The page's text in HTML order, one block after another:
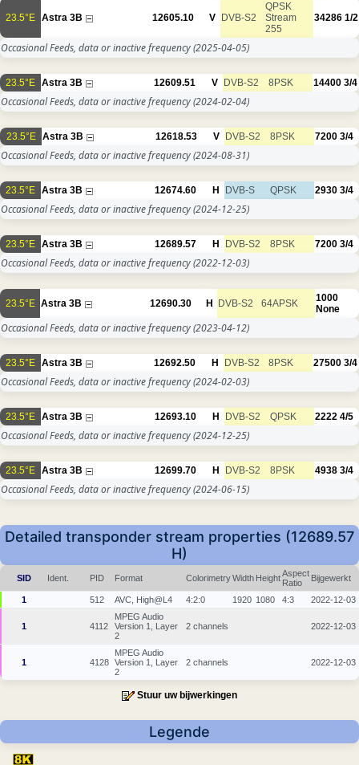
23.5°E Astra 3B 12605.10 V DVB-S2
QPSK
Stream
255
34286 1/2
Occasional Feeds, data or inactive frequency(2025-04-05)
23.5°E Astra 3B 12609.51 V DVB-S2 8PSK 14400 3/4
Occasional Feeds, data or inactive frequency(2024-02-04)
23.5°E Astra 3B 12618.53 V DVB-S2 8PSK 7200 3/4
Occasional Feeds, data or inactive frequency(2024-08-31)
23.5°E Astra 3B 12674.60 H DVB-S QPSK 2930 3/4
Occasional Feeds, data or inactive frequency(2024-12-25)
23.5°E Astra 3B 12689.57 H DVB-S2 8PSK 7200 3/4
Occasional Feeds, data or inactive frequency(2022-12-03)
23.5°E Astra 3B 12690.30 H DVB-S2 64APSK
1000
None
Occasional Feeds, data or inactive frequency(2023-04-12)
23.5°E Astra 3B 12692.50 H DVB-S2 8PSK 27500 3/4
Occasional Feeds, data or inactive frequency(2024-02-03)
23.5°E Astra 3B 12693.10 H DVB-S2 QPSK 2222 4/5
Occasional Feeds, data or inactive frequency(2024-12-25)
23.5°E Astra 3B 12699.70 H DVB-S2 8PSK 4938 3/4
Occasional Feeds, data or inactive frequency(2024-06-15)
Detailed transponder stream properties (12689.57
H)
SID Ident. PID Format ColorimetryWidth HeightAspect
Ratio
Bijgewerkt
1 512 AVC, High@L4 4:2:0 1920 1080 4:3 2022-12-03
1 4112
MPEG Audio
Version 1, Layer
2
2 channels 2022-12-03
1 4128
MPEG Audio
Version 1, Layer
2
2 channels 2022-12-03
Stuur uw bijwerkingen
Legende